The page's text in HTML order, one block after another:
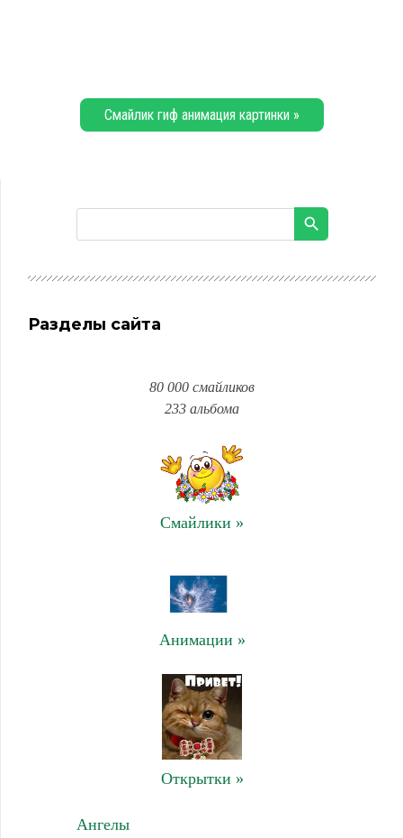
Смайлик гиф анимация картинки »
Разделы сайта
80 000 смайликов
233 альбома
Смайлики »
Анимации »
Открытки »
Ангелы